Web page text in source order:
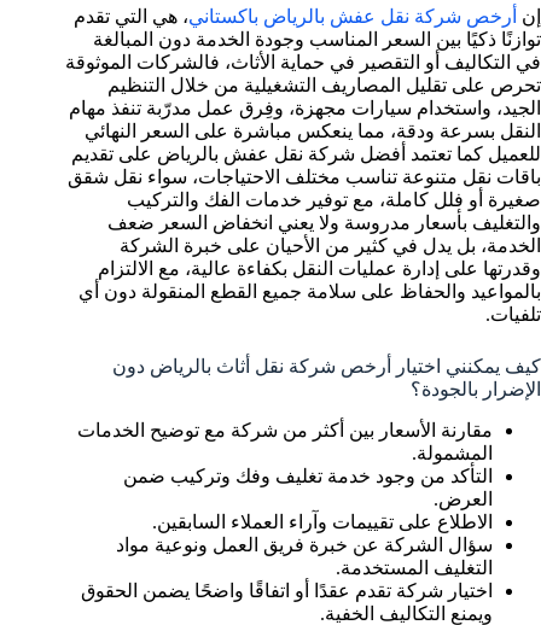
إن أرخص شركة نقل عفش بالرياض باكستاني، هي التي تقدم
توازنًا ذكيًا بين السعر المناسب وجودة الخدمة دون المبالغة
في التكاليف أو التقصير في حماية الأثاث، فالشركات الموثوقة
تحرص على تقليل المصاريف التشغيلية من خلال التنظيم
الجيد، واستخدام سيارات مجهزة، وفِرق عمل مدرّبة تنفذ مهام
النقل بسرعة ودقة، مما ينعكس مباشرة على السعر النهائي
للعميل كما تعتمد أفضل شركة نقل عفش بالرياض على تقديم
باقات نقل متنوعة تناسب مختلف الاحتياجات، سواء نقل شقق
صغيرة أو فلل كاملة، مع توفير خدمات الفك والتركيب
والتغليف بأسعار مدروسة ولا يعني انخفاض السعر ضعف
الخدمة، بل يدل في كثير من الأحيان على خبرة الشركة
وقدرتها على إدارة عمليات النقل بكفاءة عالية، مع الالتزام
بالمواعيد والحفاظ على سلامة جميع القطع المنقولة دون أي
تلفيات.
كيف يمكنني اختيار أرخص شركة نقل أثاث بالرياض دون
الإضرار بالجودة؟
مقارنة الأسعار بين أكثر من شركة مع توضيح الخدمات
المشمولة.
التأكد من وجود خدمة تغليف وفك وتركيب ضمن
العرض.
الاطلاع على تقييمات وآراء العملاء السابقين.
سؤال الشركة عن خبرة فريق العمل ونوعية مواد
التغليف المستخدمة.
اختيار شركة تقدم عقدًا أو اتفاقًا واضحًا يضمن الحقوق
ويمنع التكاليف الخفية.